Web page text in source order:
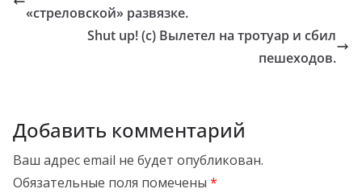
«стреловской» развязке.
Shut up! (с) Вылетел на тротуар и сбил
пешеходов.
Добавить комментарий
Ваш адрес email не будет опубликован.
Обязательные поля помечены *